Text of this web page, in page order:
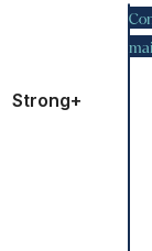
Strong+